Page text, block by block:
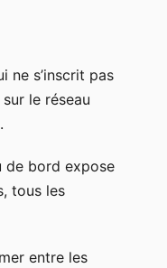
ne s’inscrit pas
le réseau
de bord expose
tous les
entre les